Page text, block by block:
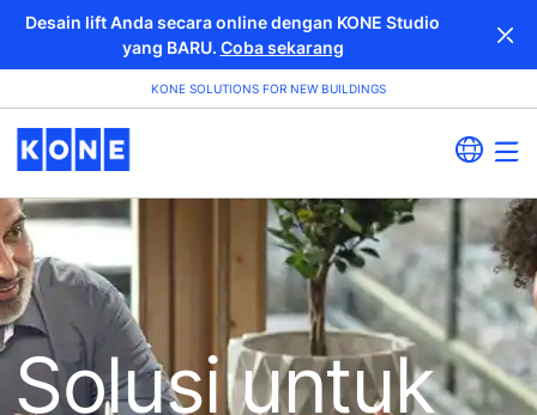
Desain lift Anda secara online dengan KONE Studio
yang BARU. Coba sekarang
KONE SOLUTIONS FOR NEW BUILDINGS
Solusi untuk